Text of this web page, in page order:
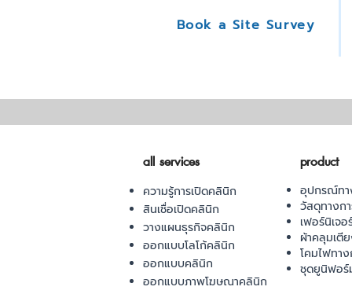
Book a Site Survey
all services
ความรู้การเปิดคลินิก
สินเชื่อเปิดคลินิก
วางแผนธุรกิจคลินิก
ออกแบบโลโก้คลินิก
ออกแบบคลินิก
ออกแบบภาพโฆษณาคลินิก
product
อุปกรณ์ทา
วัสดุทางก
เฟอร์นิเจ
ผ้าคลุมเตี
โคมไฟทา
ชุดยูนิฟอร์